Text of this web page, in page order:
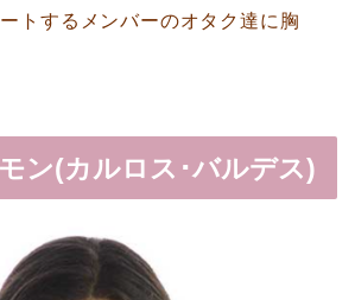
トするメンバーのオタク達に胸
ン(カルロス･バルデス)